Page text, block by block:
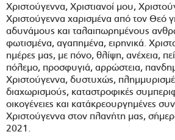
Χριστούγεννα, Χριστιανοί μου,
Χριστούγεννα χαρισμένα από τον Θεό
αδυνάμους και ταλαιπωρημένους
φωτισμένα, αγαπημένα, ειρηνικά.
ημέρες μας, με πόνο, θλίψη, ανέχεια,
πόλεμο, προσφυγιά, αρρώστεια,
Χριστούγεννα, δυστυχώς,
διαχωρισμούς, καταστροφικές
οικογένειες και κατάκρεουργημένες
Χριστούγεννα στον πλανήτη μας,
2021.